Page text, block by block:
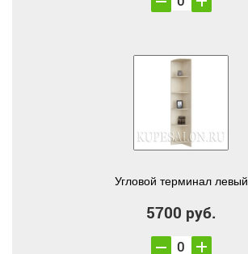
Угловой терминал левый
5700 руб.